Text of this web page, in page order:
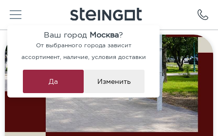
Ваш город Москва?
От выбранного города зависит
ассортимент, наличие, условия доставки
Да Изменить